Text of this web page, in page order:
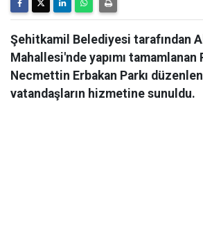
Şehitkamil Belediyesi tarafından
Mahallesi'nde yapımı tamamlanan
Necmettin Erbakan Parkı
vatandaşların hizmetine sunuldu.